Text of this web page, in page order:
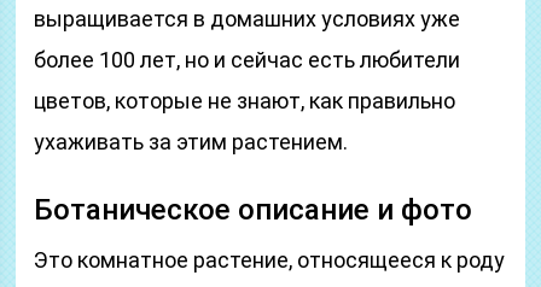
выращивается в домашних условиях уже
более 100 лет, но и сейчас есть любители
цветов, которые не знают, как правильно
ухаживать за этим растением.
Ботаническое описание и фото
Это комнатное растение, относящееся к роду